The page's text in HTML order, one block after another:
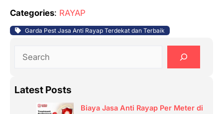
Categories: RAYAP
Garda Pest Jasa Anti Rayap Terdekat dan Terbaik
r
Latest Posts
Biaya Jasa Anti Rayap Per Meter di